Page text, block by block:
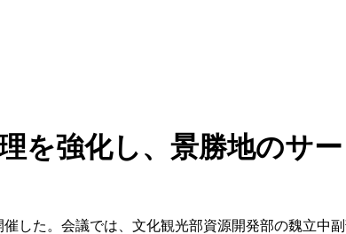
を強化し、景勝地のサ
した。会議では、文化観光部資源開発部の魏立